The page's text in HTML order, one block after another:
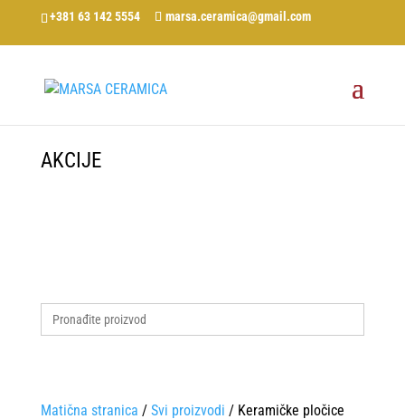
+381 63 142 5554 marsa.ceramica@gmail.com
AKCIJE
Search
for:
Matična stranica / Svi proizvodi / Keramičke pločice